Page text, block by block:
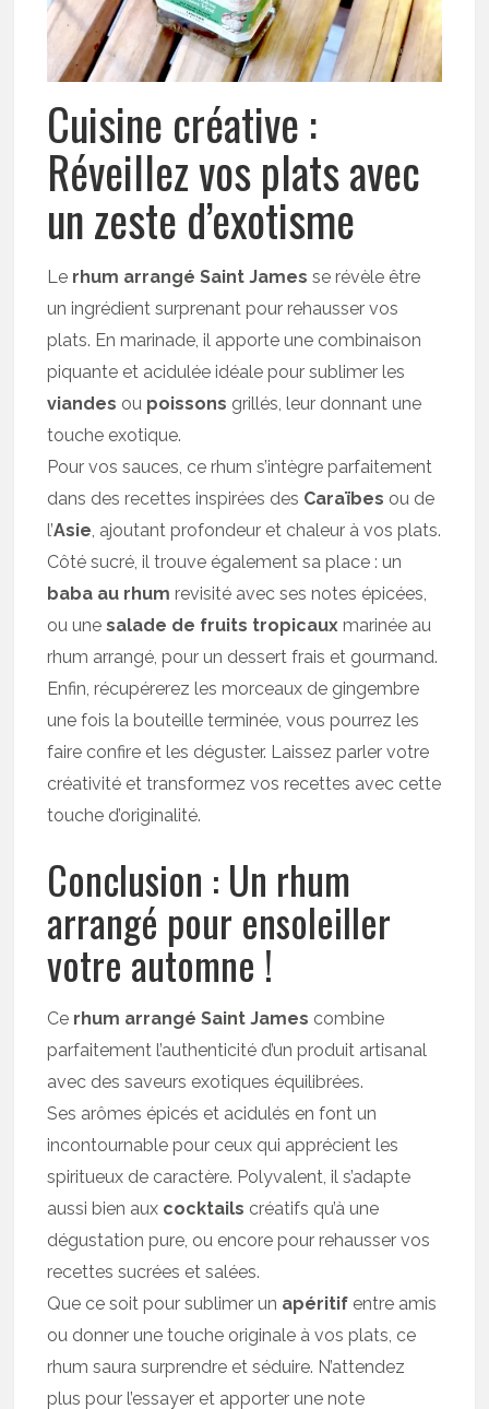
Cuisine créative :
Réveillez vos plats avec
un zeste d’exotisme
Le rhum arrangé Saint Jamesse révèle être
un ingrédient surprenant pour rehausser vos
plats. En marinade, il apporte une combinaison
piquante et acidulée idéale pour sublimer les
viandes ou poissons grillés, leur donnant une
touche exotique.
Pour vos sauces, ce rhum s’intègre parfaitement
dans des recettes inspirées des Caraïbes ou de
l’Asie , ajoutant profondeur et chaleur à vos plats.
Côté sucré, il trouve également sa place : un
baba au rhum revisité avec ses notes épicées,
ou unesalade de fruits tropicaux marinée au
rhum arrangé, pour un dessert frais et gourmand.
Enfin, récupérerez les morceaux de gingembre
une fois la bouteille terminée, vous pourrez les
faire confire et les déguster. Laissez parler votre
créativité et transformez vos recettes avec cette
touche d’originalité.
Conclusion : Un rhum
arrangé pour ensoleiller
votre automne !
Ce rhum arrangé Saint James combine
parfaitement l’authenticité d’un produit artisanal
avec des saveurs exotiques équilibrées.
Ses arômes épicés et acidulés en font un
incontournable pour ceux qui apprécient les
spiritueux de caractère. Polyvalent, il s’adapte
aussi bien aux cocktails créatifs qu’à une
dégustation pure, ou encore pour rehausser vos
recettes sucrées et salées.
Que ce soit pour sublimer un apéritif entre amis
ou donner une touche originale à vos plats, ce
rhum saura surprendre et séduire. N’attendez
plus pour l’essayer et apporter une note